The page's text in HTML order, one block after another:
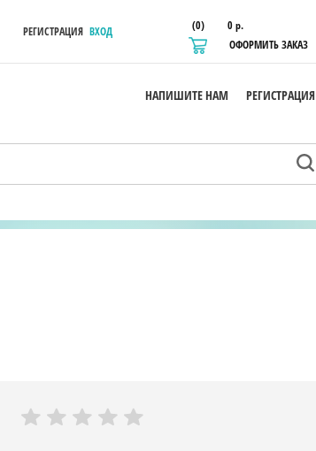
РЕГИСТРАЦИЯ ВХОД (0)
0 р.
ОФОРМИТЬ ЗАКАЗ
НАПИШИТЕ НАМ РЕГИСТРАЦИЯ